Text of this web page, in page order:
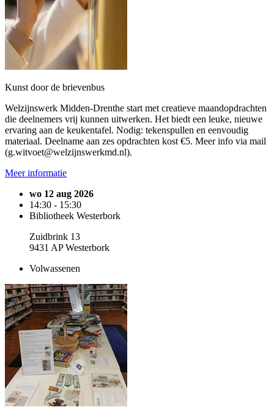
Kunst door de brievenbus
Welzijnswerk Midden-Drenthe start met creatieve maandopdrachten
die deelnemers vrij kunnen uitwerken. Het biedt een leuke, nieuwe
ervaring aan de keukentafel. Nodig: tekenspullen en eenvoudig
materiaal. Deelname aan zes opdrachten kost €5. Meer info via mail
(g.witvoet@welzijnswerkmd.nl).
Meer informatie
wo 12 aug 2026
14:30 - 15:30
Bibliotheek Westerbork
Zuidbrink 13
9431 AP Westerbork
Volwassenen